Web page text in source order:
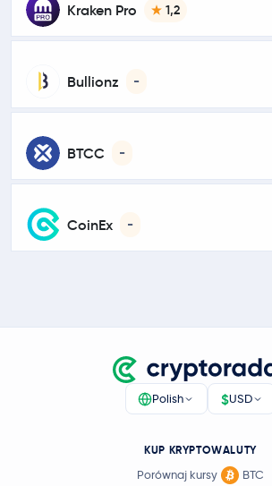
Kraken Pro 1,2
Bullionz -
BTCC -
CoinEx -
Polish $USD
KUP KRYPTOWALUTY
Porównaj kursy
BTC